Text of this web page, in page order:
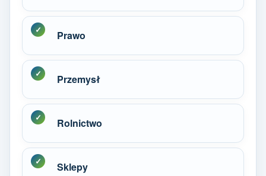
Prawo
Przemysł
Rolnictwo
Sklepy